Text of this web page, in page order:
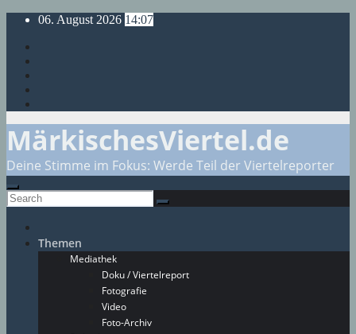
Skip
content
06. August 2026 14:07
MärkischesViertel.de
Deine Stimme im Fokus: Werde Teil der Viertelreporter
Themen
Mediathek
Doku / Viertelreport
Fotografie
Video
Foto-Archiv